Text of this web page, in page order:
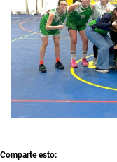
Comparte esto: